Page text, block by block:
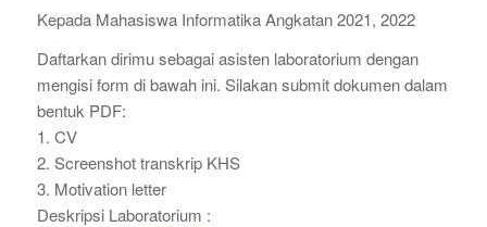
Kepada Mahasiswa Informatika Angkatan 2021, 2022
Daftarkan dirimu sebagai asisten laboratorium dengan
mengisi form di bawah ini. Silakan submit dokumen dalam
bentuk PDF:
1. CV
2. Screenshot transkrip KHS
3. Motivation letter
Deskripsi Laboratorium :